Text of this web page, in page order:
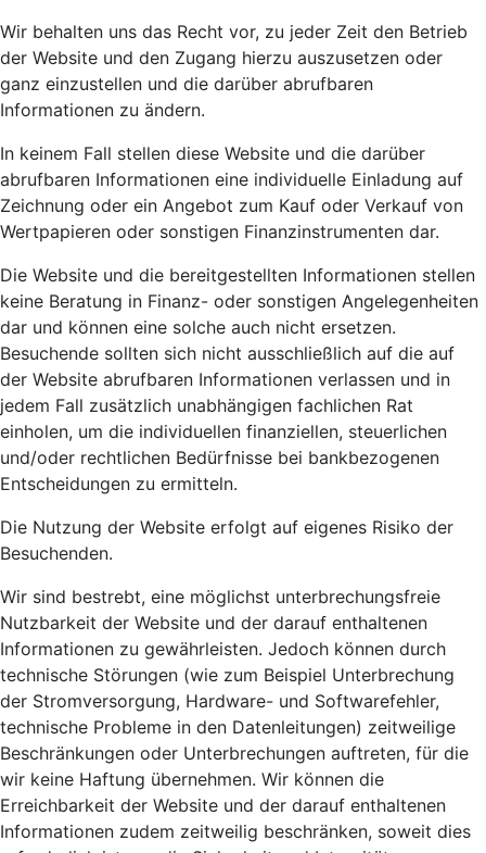
Wir behalten uns das Recht vor, zu jeder Zeit den Betrieb
der Website und den Zugang hierzu auszusetzen oder
ganz einzustellen und die darüber abrufbaren
Informationen zu ändern.
In keinem Fall stellen diese Website und die darüber
abrufbaren Informationen eine individuelle Einladung auf
Zeichnung oder ein Angebot zum Kauf oder Verkauf von
Wertpapieren oder sonstigen Finanzinstrumenten dar.
Die Website und die bereitgestellten Informationen stellen
keine Beratung in Finanz- oder sonstigen Angelegenheiten
dar und können eine solche auch nicht ersetzen.
Besuchende sollten sich nicht ausschließlich auf die auf
der Website abrufbaren Informationen verlassen und in
jedem Fall zusätzlich unabhängigen fachlichen Rat
einholen, um die individuellen finanziellen, steuerlichen
und/oder rechtlichen Bedürfnisse bei bankbezogenen
Entscheidungen zu ermitteln.
Die Nutzung der Website erfolgt auf eigenes Risiko der
Besuchenden.
Wir sind bestrebt, eine möglichst unterbrechungsfreie
Nutzbarkeit der Website und der darauf enthaltenen
Informationen zu gewährleisten. Jedoch können durch
technische Störungen (wie zum Beispiel Unterbrechung
der Stromversorgung, Hardware- und Softwarefehler,
technische Probleme in den Datenleitungen) zeitweilige
Beschränkungen oder Unterbrechungen auftreten, für die
wir keine Haftung übernehmen. Wir können die
Erreichbarkeit der Website und der darauf enthaltenen
Informationen zudem zeitweilig beschränken, soweit dies